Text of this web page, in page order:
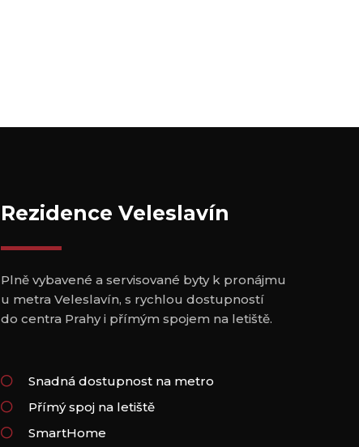
Rezidence Veleslavín
Plně vybavené a servisované byty k pronájmu
u metra Veleslavín, s rychlou dostupností
do centra Prahy i přímým spojem na letiště.
Snadná dostupnost na metro
Přímý spoj na letiště
SmartHome